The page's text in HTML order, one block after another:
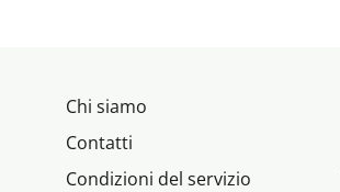
Chi siamo
Contatti
Condizioni del servizio